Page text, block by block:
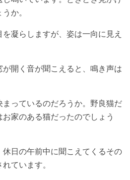
か。
凝らしますが、姿は一向に見え
開く音が聞こえると、鳴き声は
っているのだろうか。野良猫だ
家のある猫だったのでしょう
日の午前中に聞こえてくるその
ています。